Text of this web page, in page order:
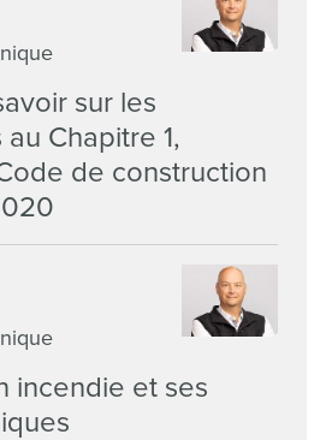
sur les
Chapitre 1,
de construction
incendie et ses